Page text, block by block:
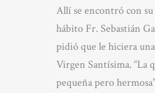
Allí se encontró con
hábito Fr. Sebastián
pidió que le hiciera
Virgen Santísima. “La
pequeña pero